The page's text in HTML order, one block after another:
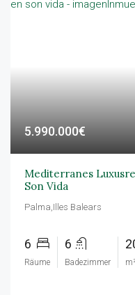
5.990.000€
Mediterranes
Son Vida
Palma,Illes Balears
6
Räume
6
Badezimmer m²